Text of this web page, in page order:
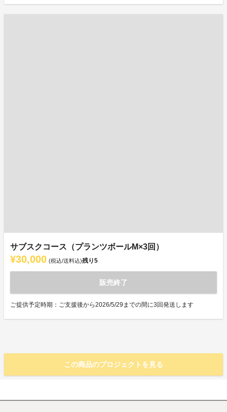
サブスクコース（プランツボールM×3回）
¥30,000 (税込/送料込)残り5
販売終了
ご提供予定時期：ご支援後から2026/5/29までの間に3回発送します
この商品のプロジェクトを見る